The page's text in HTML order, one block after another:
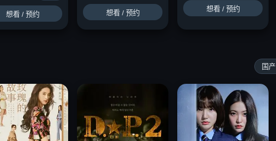
想看 / 预约 想看 / 预约
想看 / 预约
国产